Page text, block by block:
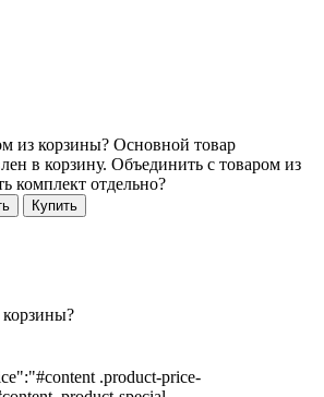
из корзины? Основной товар
в корзину. Объединить с товаром из
комплект отдельно?
Купить
корзины?
.product-price-